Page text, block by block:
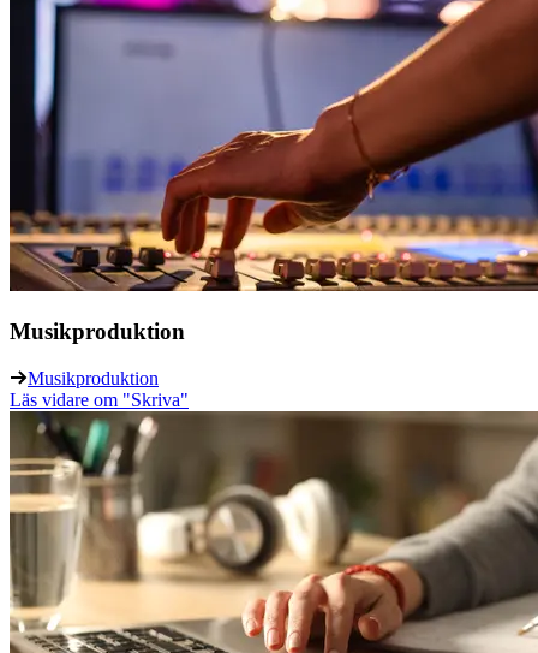
Musikproduktion
Musikproduktion
Läs vidare om "Skriva"